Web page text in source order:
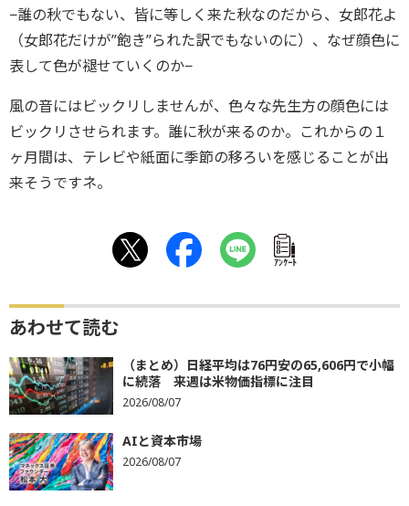
−誰の秋でもない、皆に等しく来た秋なのだから、女郎花よ
（女郎花だけが”飽き”られた訳でもないのに）、なぜ顔色に
表して色が褪せていくのか−
風の音にはビックリしませんが、色々な先生方の顔色には
ビックリさせられます。誰に秋が来るのか。これからの１
ヶ月間は、テレビや紙面に季節の移ろいを感じることが出
来そうですネ。
ｱﾝｹｰﾄ
あわせて読む
（まとめ）日経平均は76円安の65,606円で小幅
に続落 来週は米物価指標に注目
2026/08/07
AIと資本市場
2026/08/07